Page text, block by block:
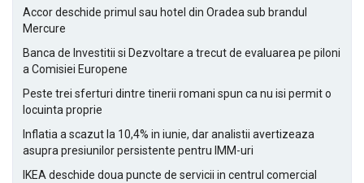
Accor deschide primul sau hotel din Oradea sub brandul
Mercure
Banca de Investitii si Dezvoltare a trecut de evaluarea pe piloni
a Comisiei Europene
Peste trei sferturi dintre tinerii romani spun ca nu isi permit o
locuinta proprie
Inflatia a scazut la 10,4% in iunie, dar analistii avertizeaza
asupra presiunilor persistente pentru IMM-uri
IKEA deschide doua puncte de servicii in centrul comercial